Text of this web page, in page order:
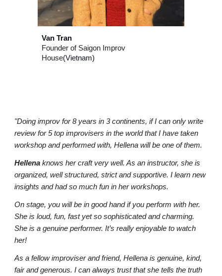
Van Tran
Founder of Saigon Improv
House(Vietnam)
"Doing improv for 8 years in 3 continents, if I can only write
review for 5 top improvisers in the world that I have taken
workshop and performed with, Hellena will be one of them.
Hellena knows her craft very well. As an instructor, she is
organized, well structured, strict and supportive. I learn new
insights and had so much fun in her workshops.
On stage, you will be in good hand if you perform with her.
She is loud, fun, fast yet so sophisticated and charming.
She is a genuine performer. It’s really enjoyable to watch
her!
As a fellow improviser and friend, Hellena is genuine, kind,
fair and generous. I can always trust that she tells the truth